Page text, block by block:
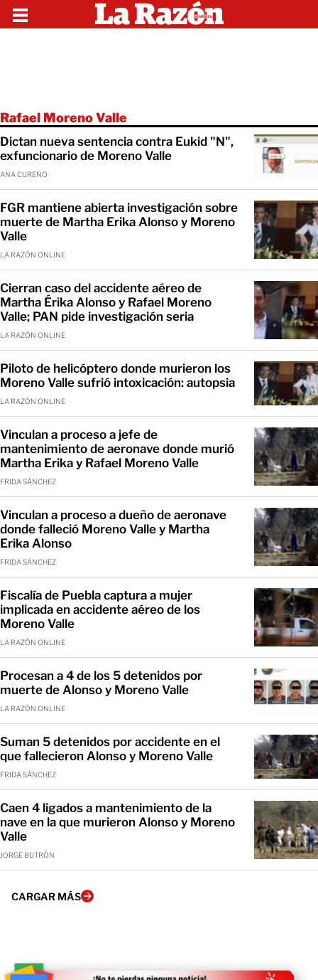
Rafael Moreno Valle
Dictan nueva sentencia contra Eukid "N",
exfuncionario de Moreno Valle
ANA CUREÑO
FGR mantiene abierta investigación sobre
muerte de Martha Erika Alonso y Moreno
Valle
LA RAZÓN ONLINE
Cierran caso del accidente aéreo de
Martha Érika Alonso y Rafael Moreno
Valle; PAN pide investigación seria
LA RAZÓN ONLINE
Piloto de helicóptero donde murieron los
Moreno Valle sufrió intoxicación: autopsia
LA RAZÓN ONLINE
Vinculan a proceso a jefe de
mantenimiento de aeronave donde murió
Martha Erika y Rafael Moreno Valle
FRIDA SÁNCHEZ
Vinculan a proceso a dueño de aeronave
donde falleció Moreno Valle y Martha
Erika Alonso
FRIDA SÁNCHEZ
Fiscalía de Puebla captura a mujer
implicada en accidente aéreo de los
Moreno Valle
LA RAZÓN ONLINE
Procesan a 4 de los 5 detenidos por
muerte de Alonso y Moreno Valle
LA RAZÓN ONLINE
Suman 5 detenidos por accidente en el
que fallecieron Alonso y Moreno Valle
FRIDA SÁNCHEZ
Caen 4 ligados a mantenimiento de la
nave en la que murieron Alonso y Moreno
Valle
JORGE BUTRÓN
CARGAR MÁS